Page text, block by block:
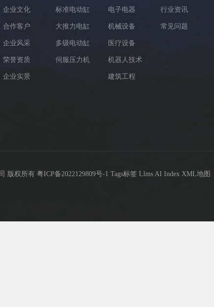
企业文化
合作客户
企业风采
荣誉资质
企业实景
标准电动缸
大推力电缸
多级电动缸
伺服压力机
电子电器
机械设备
医疗设备
机器人技术
建筑工程
行业资讯
常见问题
版权所有 粤ICP备2022129809号-1 Tags标签 Llms AI Index XML地图